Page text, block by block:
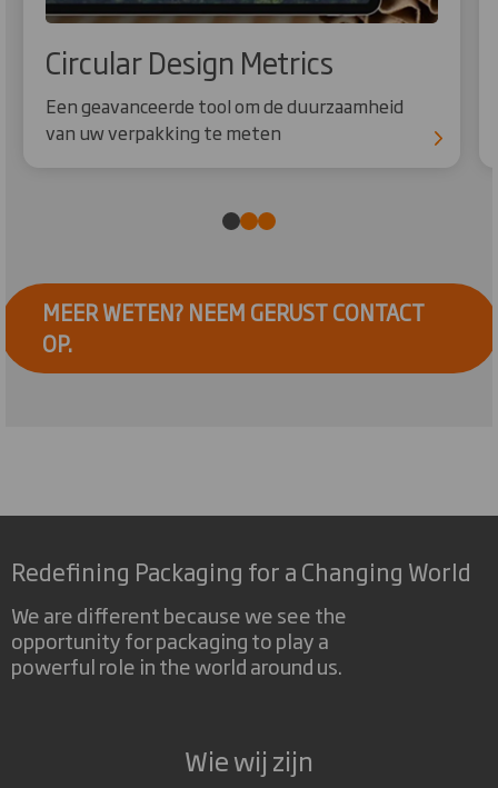
Circular Design Metrics
Een geavanceerde tool om de duurzaamheid
van uw verpakking te meten
MEER WETEN? NEEM GERUST CONTACT
OP.
Redefining Packaging for a Changing World
We are different because we see the
opportunity for packaging to play a
powerful role in the world around us.
Wie wij zijn